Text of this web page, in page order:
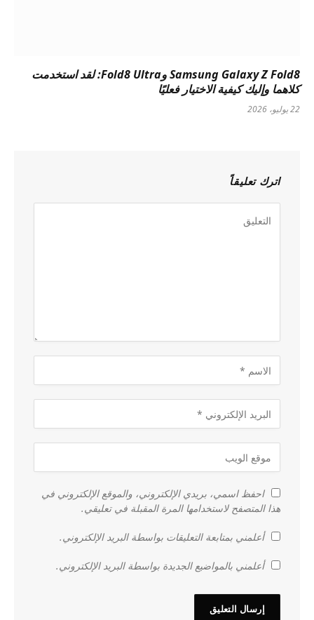
Samsung Galaxy Z Fold8 وFold8 Ultra: لقد استخدمت
كلاهما وإليك كيفية الاختيار فعليًا
22 يوليو، 2026
اترك تعليقاً
احفظ اسمي، بريدي الإلكتروني، والموقع الإلكتروني في
هذا المتصفح لاستخدامها المرة المقبلة في تعليقي.
أعلمني بمتابعة التعليقات بواسطة البريد الإلكتروني.
أعلمني بالمواضيع الجديدة بواسطة البريد الإلكتروني.